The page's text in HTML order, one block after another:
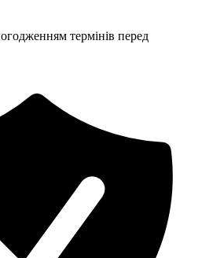
термінів перед